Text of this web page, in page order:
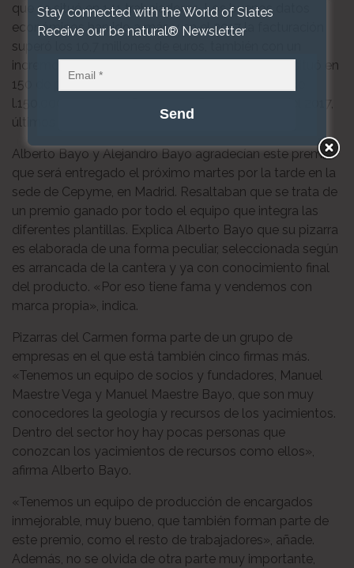
que se situó en 141 trabajadores. Los buenos datos
económicos han ido a más y en el 2017 la facturación
superó los 10,7 millones de euros, también con un
incremento de contratación de personal, que se situó en
150 de plantilla directa, con un Ebitda que pasó de
l.150.000 euros del año 2015 a 1.817.000 euros del 2017,
últimos datos hechos públicos por Cepyme.
Alberto Bayo y Alejandro Bayo agradecían este premio
que será entregado el próximo martes por la tarde en la
sede de Cepyme, en Madrid. Resaltaban que se trata de
un premio ganado por todo el equipo que integra las
diferentes plantillas. Explica Alberto Bayo que su pizarra
es elaborada de una forma peculiar, seleccionada según
es arrancada de la cantera y ya con conocimiento final
del producto. «Por eso tiene fama y vendemos con
marca propia», indica.
Pizarras del Carmen forma parte de un grupo de
empresas en el que está también cinco firmas más.
«Tenemos un equipo de socios y fundadores, Manuel
Maestre Vega y Manuel Maestre Bayo, que son muy
conocedores la geología y recursos de los yacimientos.
Dentro del sector hoy hay pocas personas que
conozcan los yacimientos de recursos como ellos»,
afirma Alberto Bayo.
«Tenemos un equipo de producción de encargados
inmejorable, muy bueno, que también forman parte de
este premio, como el resto de trabajadores», añade.
Además, no se olvida de otra parte muy importante,
Stay connected with the World of Slates
Receive our be natural® Newsletter